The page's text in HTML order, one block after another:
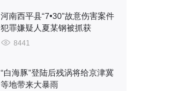
河南西平县“7•30”故意伤害案件
犯罪嫌疑人夏某钢被抓获
8441
“白海豚”登陆后残涡将给京津冀
等地带来大暴雨